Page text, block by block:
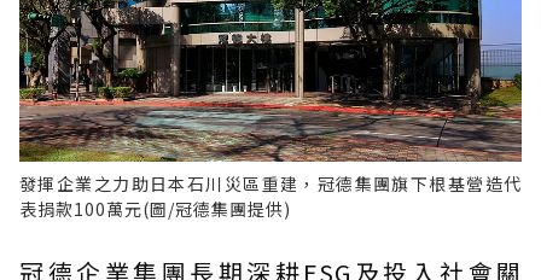
發揮企業之力助日本石川災區重建，冠德集團旗下根基營造代
表捐款100萬元(圖/冠德集團提供)
冠德企業集團長期深耕ESG及投入社會關